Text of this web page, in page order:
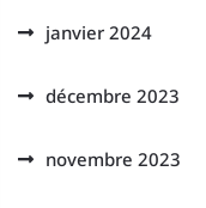
janvier 2024
décembre 2023
novembre 2023